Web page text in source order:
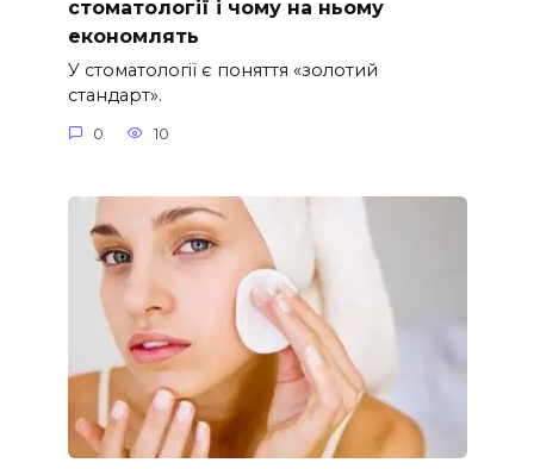
стоматології і чому на ньому
економлять
У стоматології є поняття «золотий
стандарт».
0 10